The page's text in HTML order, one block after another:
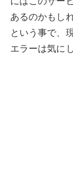
あるのかもし
という事で、
エラーは気に